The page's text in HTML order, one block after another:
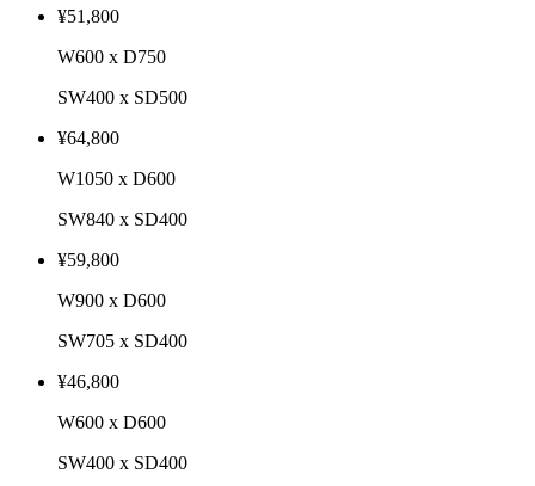
¥51,800
W600 x D750
SW400 x SD500
¥64,800
W1050 x D600
SW840 x SD400
¥59,800
W900 x D600
SW705 x SD400
¥46,800
W600 x D600
SW400 x SD400